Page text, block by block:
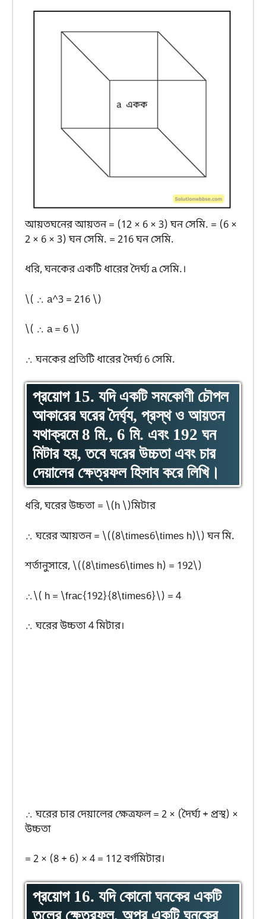
আয়তঘনের আয়তন = (12 × 6 × 3) ঘন সেমি. = (6 ×
2 × 6 × 3) ঘন সেমি. = 216 ঘন সেমি.
ধরি, ঘনকের একটি ধারের দৈর্ঘ্য a সেমি.।
\( ∴ a^3 = 216 \)
\( ∴ a = 6 \)
∴ ঘনকের প্রতিটি ধারের দৈর্ঘ্য 6 সেমি.
প্রয়োগ 15. যদি একটি সমকোণী চৌপল
আকারের ঘরের দৈর্ঘ্য, প্রস্থ ও আয়তন
যথাক্রমে 8 মি., 6 মি. এবং 192 ঘন
মিটার হয়, তবে ঘরের উচ্চতা এবং চার
দেয়ালের ক্ষেত্রফল হিসাব করে লিখি।
ধরি, ঘরের উচ্চতা = \(h \)মিটার
∴ ঘরের আয়তন = \((8\times6\times h)\) ঘন মি.
শর্তানুসারে, \((8\times6\times h) = 192\)
∴\( h = \frac{192}{8\times6}\) = 4
∴ ঘরের উচ্চতা 4 মিটার।
∴ ঘরের চার দেয়ালের ক্ষেত্রফল = 2 × (দৈর্ঘ্য + প্রস্থ) ×
উচ্চতা
= 2 × (8 + 6) × 4 = 112 বর্গমিটার।
প্রয়োগ 16. যদি কোনো ঘনকের একটি
তলের ক্ষেত্রফল, অপর একটি ঘনকের